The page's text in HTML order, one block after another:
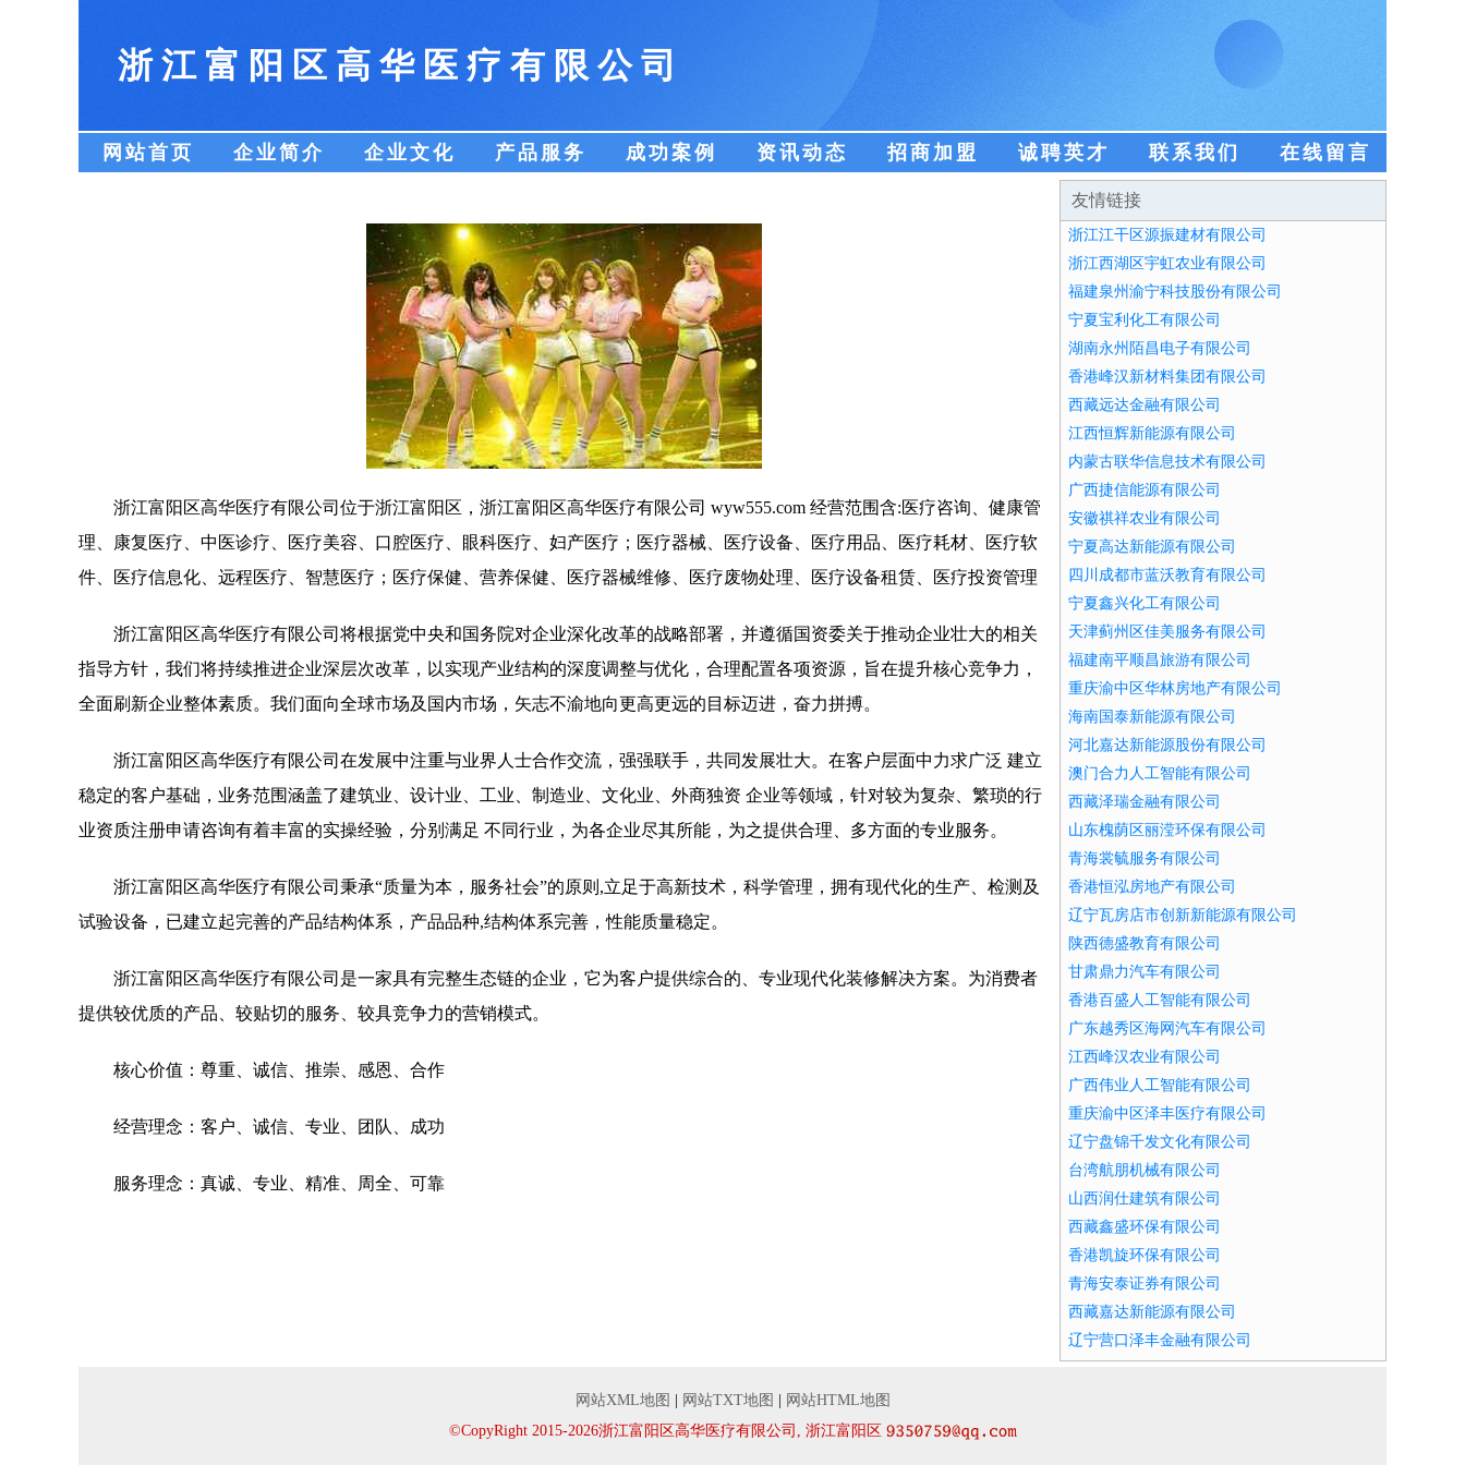
浙江富阳区高华医疗有限公司
网站首页 企业简介 企业文化 产品服务 成功案例 资讯动态 招商加盟 诚聘英才 联系我们 在线留言
浙江富阳区高华医疗有限公司位于浙江富阳区，浙江富阳区高华医疗有限公司 wyw555.com 经营范围含:医疗咨询、健康管
理、康复医疗、中医诊疗、医疗美容、口腔医疗、眼科医疗、妇产医疗；医疗器械、医疗设备、医疗用品、医疗耗材、医疗软
件、医疗信息化、远程医疗、智慧医疗；医疗保健、营养保健、医疗器械维修、医疗废物处理、医疗设备租赁、医疗投资管理
浙江富阳区高华医疗有限公司将根据党中央和国务院对企业深化改革的战略部署，并遵循国资委关于推动企业壮大的相关
指导方针，我们将持续推进企业深层次改革，以实现产业结构的深度调整与优化，合理配置各项资源，旨在提升核心竞争力，
全面刷新企业整体素质。我们面向全球市场及国内市场，矢志不渝地向更高更远的目标迈进，奋力拼搏。
浙江富阳区高华医疗有限公司在发展中注重与业界人士合作交流，强强联手，共同发展壮大。在客户层面中力求广泛 建立
稳定的客户基础，业务范围涵盖了建筑业、设计业、工业、制造业、文化业、外商独资 企业等领域，针对较为复杂、繁琐的行
业资质注册申请咨询有着丰富的实操经验，分别满足 不同行业，为各企业尽其所能，为之提供合理、多方面的专业服务。
浙江富阳区高华医疗有限公司秉承“质量为本，服务社会”的原则,立足于高新技术，科学管理，拥有现代化的生产、检测及
试验设备，已建立起完善的产品结构体系，产品品种,结构体系完善，性能质量稳定。
浙江富阳区高华医疗有限公司是一家具有完整生态链的企业，它为客户提供综合的、专业现代化装修解决方案。为消费者
提供较优质的产品、较贴切的服务、较具竞争力的营销模式。
核心价值：尊重、诚信、推崇、感恩、合作
经营理念：客户、诚信、专业、团队、成功
服务理念：真诚、专业、精准、周全、可靠
友情链接
浙江江干区源振建材有限公司
浙江西湖区宇虹农业有限公司
福建泉州渝宁科技股份有限公司
宁夏宝利化工有限公司
湖南永州陌昌电子有限公司
香港峰汉新材料集团有限公司
西藏远达金融有限公司
江西恒辉新能源有限公司
内蒙古联华信息技术有限公司
广西捷信能源有限公司
安徽祺祥农业有限公司
宁夏高达新能源有限公司
四川成都市蓝沃教育有限公司
宁夏鑫兴化工有限公司
天津蓟州区佳美服务有限公司
福建南平顺昌旅游有限公司
重庆渝中区华林房地产有限公司
海南国泰新能源有限公司
河北嘉达新能源股份有限公司
澳门合力人工智能有限公司
西藏泽瑞金融有限公司
山东槐荫区丽滢环保有限公司
青海裳毓服务有限公司
香港恒泓房地产有限公司
辽宁瓦房店市创新新能源有限公司
陕西德盛教育有限公司
甘肃鼎力汽车有限公司
香港百盛人工智能有限公司
广东越秀区海网汽车有限公司
江西峰汉农业有限公司
广西伟业人工智能有限公司
重庆渝中区泽丰医疗有限公司
辽宁盘锦千发文化有限公司
台湾航朋机械有限公司
山西润仕建筑有限公司
西藏鑫盛环保有限公司
香港凯旋环保有限公司
青海安泰证券有限公司
西藏嘉达新能源有限公司
辽宁营口泽丰金融有限公司
网站XML地图 网站TXT地图
网站HTML地图
©CopyRight 2015-2026浙江富阳区高华医疗有限公司, 浙江富阳区